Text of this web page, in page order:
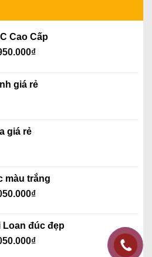
Cao Cấp
₫Giá
là:
giá rẻ
giá rẻ
màu trắng
₫Giá
là:
2.050.000₫.
đúc đẹp
₫Giá